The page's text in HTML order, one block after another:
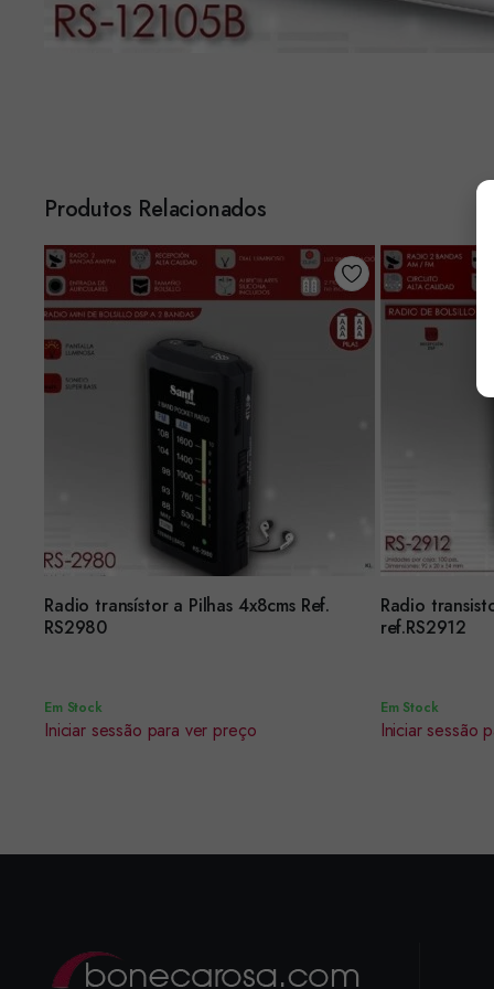
Produtos Relacionados
Radio transístor a Pilhas 4x8cms Ref.
RS2980
Encomendar
Em Stock
Iniciar sessão para ver preço
Radio
ref.RS2912
Encomendar
Em Stock
Iniciar sessão